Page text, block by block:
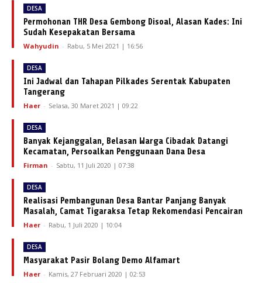
DESA
Permohonan THR Desa Gembong Disoal, Alasan Kades: Ini
Sudah Kesepakatan Bersama
Wahyudin - Rabu, 5 Mei 2021 | 16:56
DESA
Ini Jadwal dan Tahapan Pilkades Serentak Kabupaten
Tangerang
Haer - Selasa, 30 Maret 2021 | 09:22
DESA
Banyak Kejanggalan, Belasan Warga Cibadak Datangi
Kecamatan, Persoalkan Penggunaan Dana Desa
Firman - Sabtu, 11 Juli 2020 | 07:38
DESA
Realisasi Pembangunan Desa Bantar Panjang Banyak
Masalah, Camat Tigaraksa Tetap Rekomendasi Pencairan
Haer - Rabu, 1 Juli 2020 | 10:04
DESA
Masyarakat Pasir Bolang Demo Alfamart
Haer - Kamis, 27 Februari 2020 | 02:53